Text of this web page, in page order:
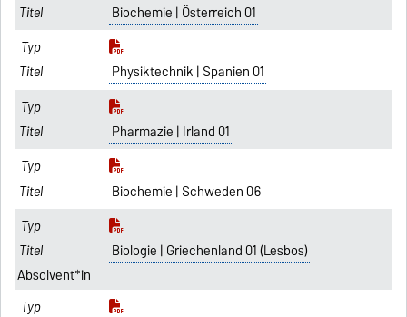
Biochemie | Österreich 01
Physiktechnik | Spanien 01
Pharmazie | Irland 01
Biochemie | Schweden 06
Biologie | Griechenland 01 (Lesbos)
Absolvent*in